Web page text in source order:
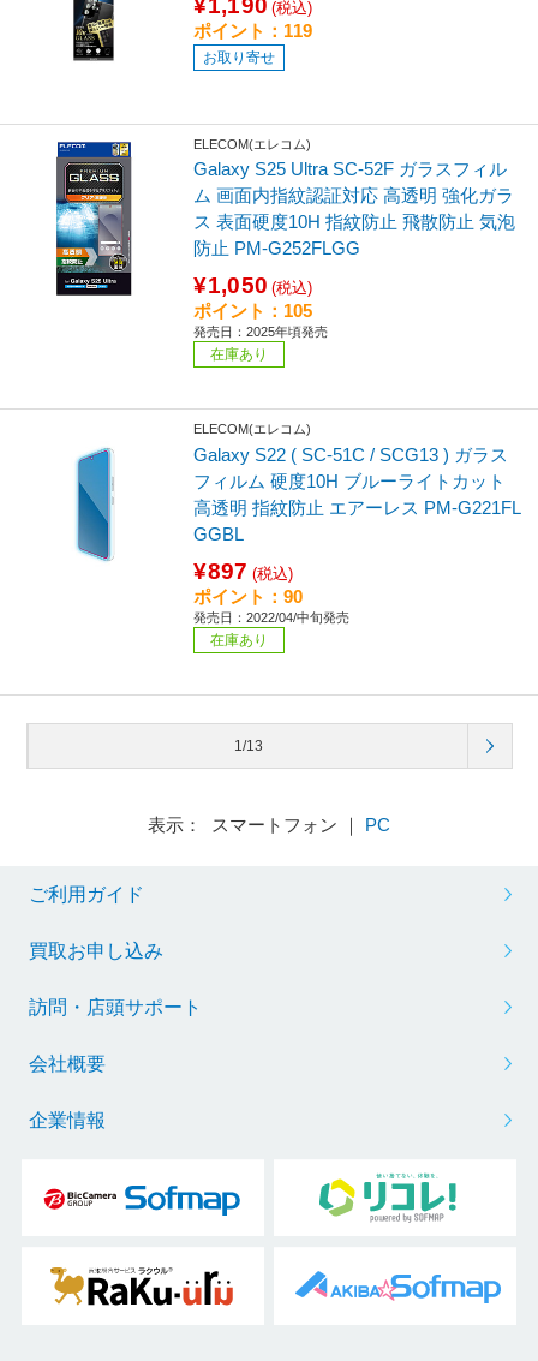
¥1,190 (税込)
ポイント：119
お取り寄せ
ELECOM(エレコム)
Galaxy S25 Ultra SC-52F ガラスフィル
ム 画面内指紋認証対応 高透明 強化ガラ
ス 表面硬度10H 指紋防止 飛散防止 気泡
防止 PM-G252FLGG
¥1,050 (税込)
ポイント：105
発売日：2025年頃発売
在庫あり
ELECOM(エレコム)
Galaxy S22 ( SC-51C / SCG13 ) ガラス
フィルム 硬度10H ブルーライトカット
高透明 指紋防止 エアーレス PM-G221FL
GGBL
¥897 (税込)
ポイント：90
発売日：2022/04/中旬発売
在庫あり
1/13
表示： スマートフォン ｜ PC
ご利用ガイド
買取お申し込み
訪問・店頭サポート
会社概要
企業情報